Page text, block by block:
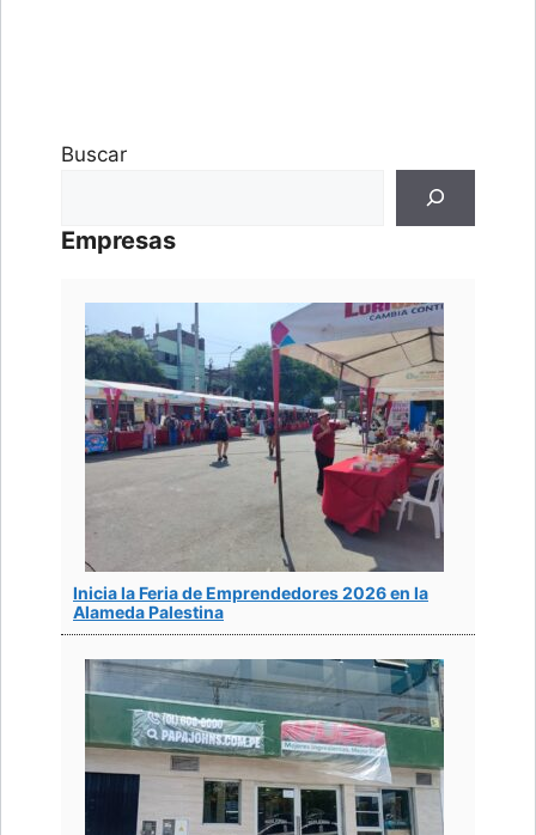
Buscar
Empresas
Inicia la Feria de Emprendedores 2026 en la
Alameda Palestina